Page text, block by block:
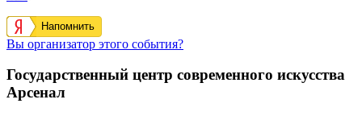
Напомнить
Вы организатор этого события?
Государственный центр современного искусства
Арсенал